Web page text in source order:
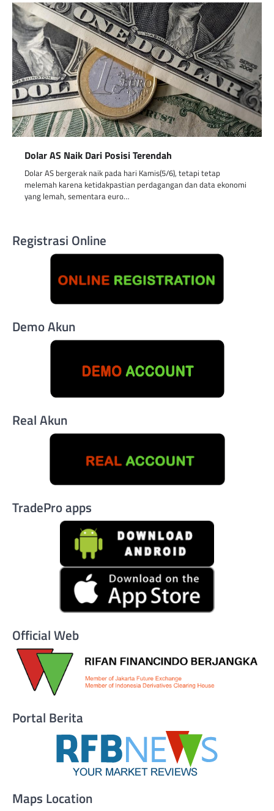
Dolar AS Naik Dari Posisi Terendah
Dolar AS bergerak naik pada hari Kamis(5/6), tetapi tetap
melemah karena ketidakpastian perdagangan dan data ekonomi
yang lemah, sementara euro…
Registrasi Online
Demo Akun
Real Akun
TradePro apps
Official Web
Portal Berita
Maps Location